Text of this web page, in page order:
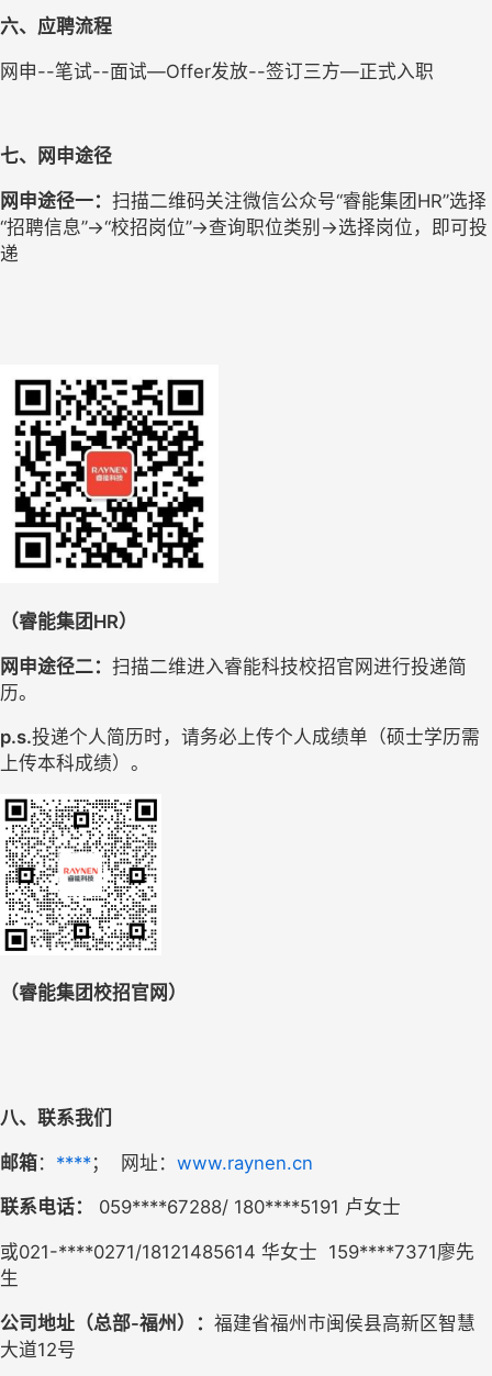
六、应聘流程
网申--笔试--面试—Offer发放--签订三方—正式入职
七、网申途径
网申途径一： 扫描二维码关注微信公众号“睿能集团HR”选择
“招聘信息”→“校招岗位”→查询职位类别→选择岗位，即可投
递
（睿能集团HR）
网申途径二： 扫描二维进入睿能科技校招官网进行投递简
历。
p.s.投递个人简历时， 请务必上传个人成绩单（硕士学历需
上传本科成绩）。
（睿能集团校招官网）
八、联系我们
邮箱： ****；  网址： www.raynen.cn
联系电话： 059****67288/ 180****5191 卢女士
或021-****0271/18121485614 华女士  159****7371廖先
生
公司地址（总部-福州）： 福建省福州市闽侯县高新区智慧
大道12号